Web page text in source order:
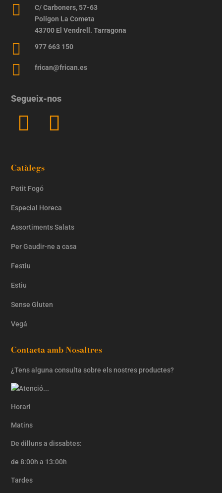

C/ Carboners, 57-63
Polígon La Cometa
43700 El Vendrell. Tarragona
 977 663 150
 frican@frican.es
Segueix-nos
Catàlegs
Petit Fogó
Especial Horeca
Assortiments Salats
Per Gaudir-ne a casa
Festiu
Estiu
Sense Gluten
Vegá
Contacta amb Nosaltres
¿Tens alguna consulta sobre els nostres productes?
Horari
Matins
De dilluns a dissabtes:
de 8:00h a 13:00h
Tardes